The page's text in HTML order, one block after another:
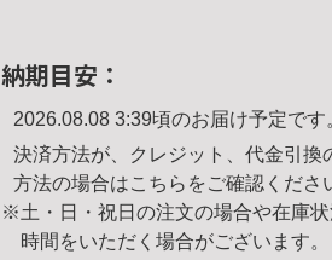
納期目安：
2026.08.08 3:39頃のお届け予定です
決済方法が、クレジット、代金引換
方法の場合はこちら をご確認くださ
※土・日・祝日の注文の場合や在庫
時間をいただく場合がございます。